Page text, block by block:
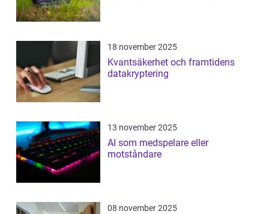
18 november 2025
Kvantsäkerhet och framtidens
datakryptering
13 november 2025
AI som medspelare eller
motståndare
08 november 2025